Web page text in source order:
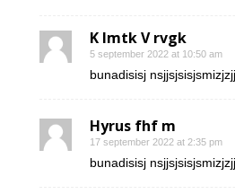
K Imtk V rvgk
5 september 2022 at 10:50 am
bunadisisj
Hyrus fhf m
17 september 2022 at 2:35 pm
bunadisisj